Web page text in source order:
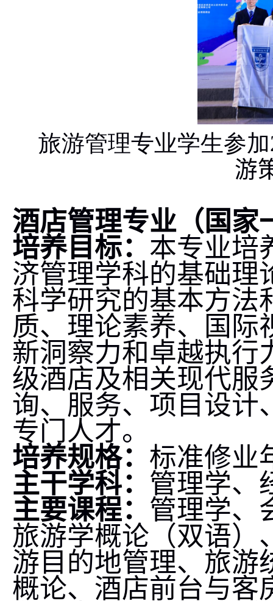
旅游管理专业学生参加
游
酒店管理专业 （国
培养目标： 本专业培
济管理学科的基础理
科学研究的基本方法
质、理论素养、国际
新洞察力和卓越执行
级酒店及相关现代服
询、服务、项目设计
专门人才。
培养规格： 标准修业
主干学科： 管理学、
主要课程： 管理学、
旅游学概论 （双语）
游目的地管理、旅游
概论、酒店前台与客